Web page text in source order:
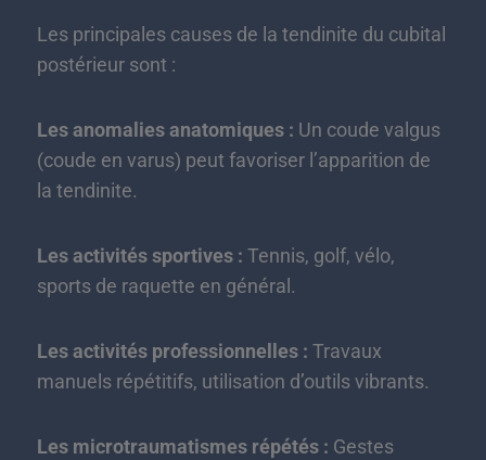
Les principales causes de la tendinite du cubital
postérieur sont :
Les anomalies anatomiques : Un coude valgus
(coude en varus) peut favoriser l’apparition de
la tendinite.
Les activités sportives : Tennis, golf, vélo,
sports de raquette en général.
Les activités professionnelles : Travaux
manuels répétitifs, utilisation d’outils vibrants.
Les microtraumatismes répétés : Gestes